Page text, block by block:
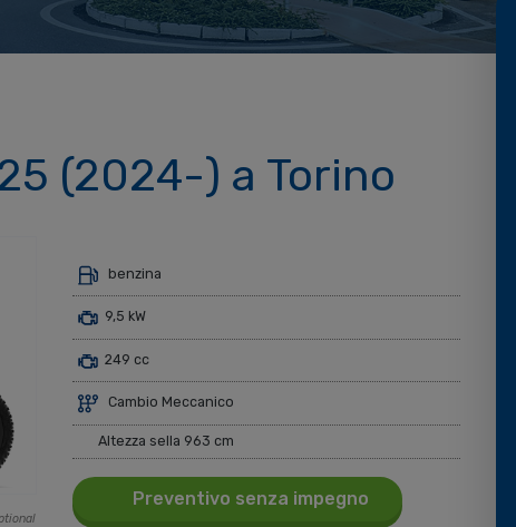
(2024-) a Torino
benzina
9,5 kW
249 cc
Cambio Meccanico
Altezza sella 963 cm
Preventivo senza impegno